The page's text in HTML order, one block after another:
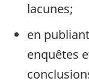
lacunes;
en
enquêtes